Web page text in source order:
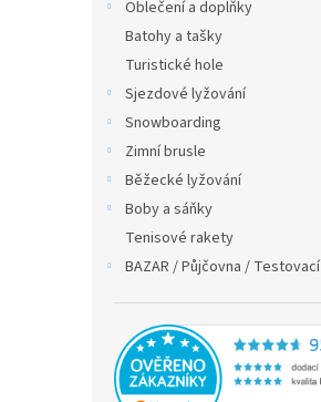
Oblečení a doplňky
Batohy a tašky
Turistické hole
Sjezdové lyžování
Snowboarding
Zimní brusle
Běžecké lyžování
Boby a sáňky
Tenisové rakety
BAZAR / Půjčovna / Testovací